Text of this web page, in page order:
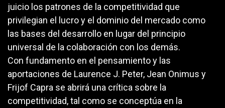
juicio los patrones de la competitividad que
privilegian el lucro y el dominio del mercado como
las bases del desarrollo en lugar del principio
universal de la colaboración con los demás.
Con fundamento en el pensamiento y las
aportaciones de Laurence J. Peter, Jean Onimus y
Frijof Capra se abrirá una crítica sobre la
competitividad, tal como se conceptúa en la